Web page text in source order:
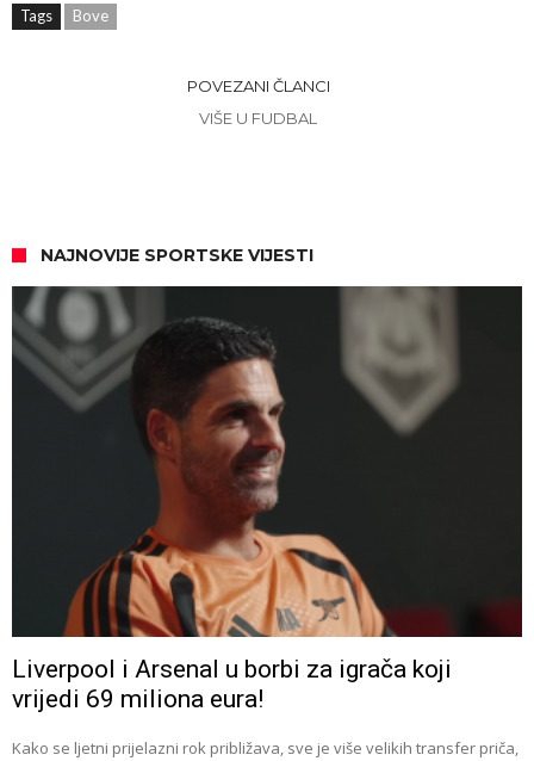
Tags Bove
POVEZANI ČLANCI
VIŠE U FUDBAL
NAJNOVIJE SPORTSKE VIJESTI
Liverpool i Arsenal u borbi za igrača koji
vrijedi 69 miliona eura!
Kako se ljetni prijelazni rok približava, sve je više velikih transfer priča,